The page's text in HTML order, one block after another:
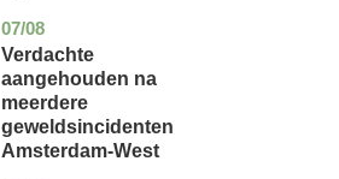
07/08
noord-
holland
nieuws
Verdachte
aangehouden na
meerdere
geweldsincidenten
Amsterdam-West